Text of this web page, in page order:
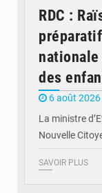
RDC :
des
6 août 2026
La ministre
Nouvelle
SAVOIR PLUS